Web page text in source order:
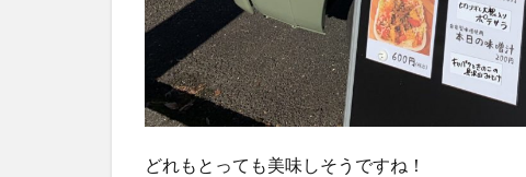
どれもとっても美味しそうですね！